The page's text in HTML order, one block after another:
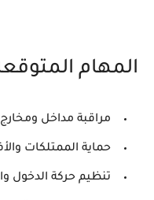
المهام
مراقبة مداخل
حماية الممتلكات
تنظيم حركة الدخول